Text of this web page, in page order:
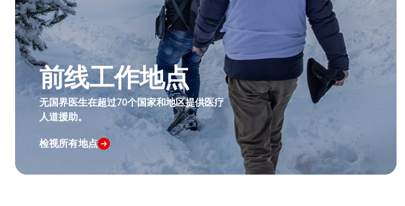
前线工作地点
无国界医生在超过70个国家和地区提供医疗
人道援助。
检视所有地点